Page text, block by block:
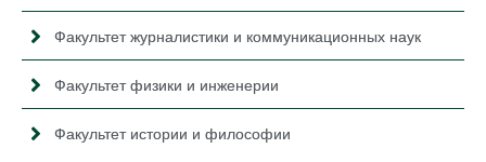
Факультет журналистики и коммуникационных наук
Факультет физики и инженерии
Факультет истории и философии